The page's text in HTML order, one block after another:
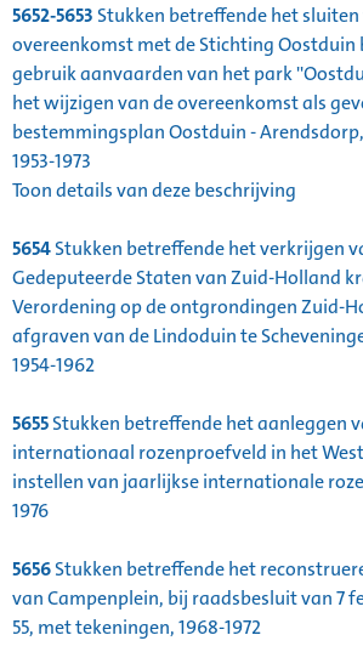
5652-5653 Stukken betreffende het sluiten
overeenkomst met de Stichting Oostduin
gebruik aanvaarden van het park
het wijzigen van de overeenkomst als
bestemmingsplan Oostduin -
1953-1973
Toon details van deze beschrijving
5654Stukken betreffende het verkrijgen
Gedeputeerde Staten van Zuid-Holland
Verordening op de ontgrondingen Zuid-
afgraven van de Lindoduin te
1954-1962
5655Stukken betreffende het aanleggen
internationaal rozenproefveld in het
instellen van jaarlijkse internationale
1976
5656Stukken betreffende het
van Campenplein, bij raadsbesluit van 7
55, met tekeningen, 1968-1972